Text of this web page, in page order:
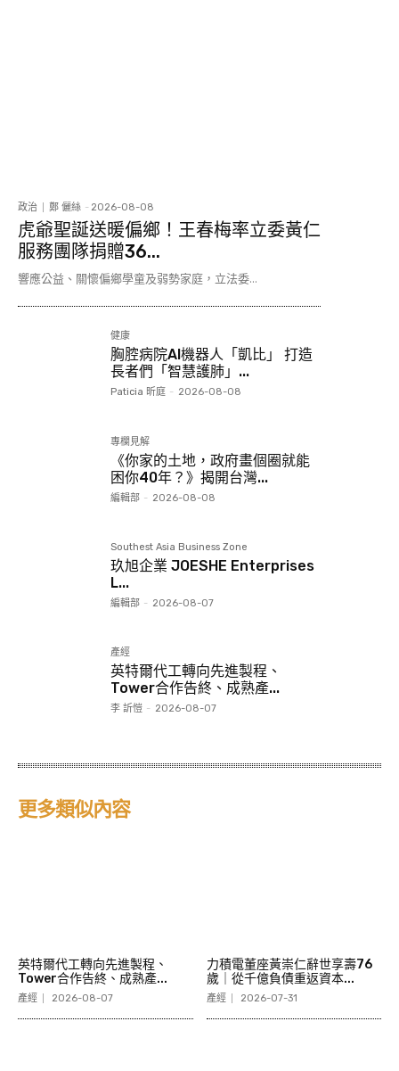
政治 鄭 儷絲 - 2026-08-08
虎爺聖誕送暖偏鄉！王春梅率立委黃仁
服務團隊捐贈36...
響應公益、關懷偏鄉學童及弱勢家庭，立法委...
健康
胸腔病院AI機器人「凱比」 打造
長者們「智慧護肺」...
Paticia 昕庭 - 2026-08-08
專欄見解
《你家的土地，政府畫個圈就能
困你40年？》揭開台灣...
編輯部 - 2026-08-08
Southest Asia Business Zone
玖旭企業 JOESHE Enterprises
L...
編輯部 - 2026-08-07
產經
英特爾代工轉向先進製程、
Tower合作告終、成熟產...
李 訢愷 - 2026-08-07
更多類似內容
英特爾代工轉向先進製程、
Tower合作告終、成熟產...
產經 2026-08-07
力積電董座黃崇仁辭世享壽76
歲｜從千億負債重返資本...
產經 2026-07-31